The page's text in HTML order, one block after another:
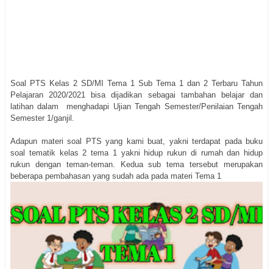
Soal PTS Kelas 2 SD/MI Tema 1 Sub Tema 1 dan 2 Terbaru Tahun
Pelajaran 2020/2021 bisa dijadikan sebagai tambahan belajar dan
latihan dalam menghadapi Ujian Tengah Semester/Penilaian Tengah
Semester 1/ganjil.
Adapun materi soal PTS yang kami buat, yakni terdapat pada buku
soal tematik kelas 2 tema 1 yakni hidup rukun di rumah dan hidup
rukun dengan teman-teman. Kedua sub tema tersebut merupakan
beberapa pembahasan yang sudah ada pada materi Tema 1